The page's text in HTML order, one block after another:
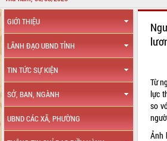
GIỚI THIỆU
LÃNH ĐẠO UBND TỈNH
TIN TỨC SỰ KIỆN
SỞ, BAN, NGÀNH
UBND CÁC XÃ, PHƯỜNG
Từ
lực
so
Ảnh